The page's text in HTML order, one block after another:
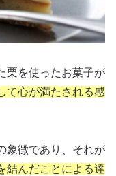
栗を使ったお菓子が
て心が満たされる感
象徴であり、それが
結んだことによる達